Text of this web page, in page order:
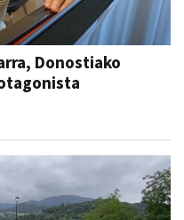
Donostiako